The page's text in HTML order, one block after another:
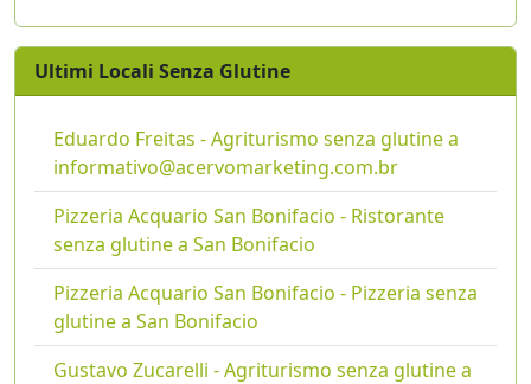
Ultimi Locali Senza Glutine
Eduardo Freitas - Agriturismo senza glutine a
informativo@acervomarketing.com.br
Pizzeria Acquario San Bonifacio - Ristorante
senza glutine a San Bonifacio
Pizzeria Acquario San Bonifacio - Pizzeria senza
glutine a San Bonifacio
Gustavo Zucarelli - Agriturismo senza glutine a